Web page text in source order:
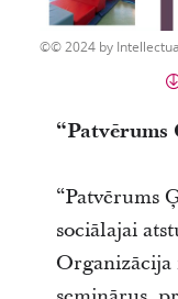
© 2024 by
“Patvērums
sociālajai
Organizācija